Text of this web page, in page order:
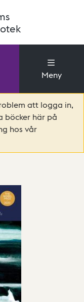
Meny
att logga in,
böcker här på
hos vår